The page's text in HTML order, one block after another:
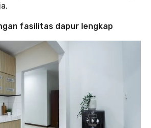
fasilitas dapur lengkap